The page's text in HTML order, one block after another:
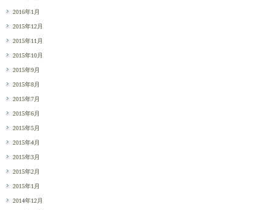
2016年1月
2015年12月
2015年11月
2015年10月
2015年9月
2015年8月
2015年7月
2015年6月
2015年5月
2015年4月
2015年3月
2015年2月
2015年1月
2014年12月